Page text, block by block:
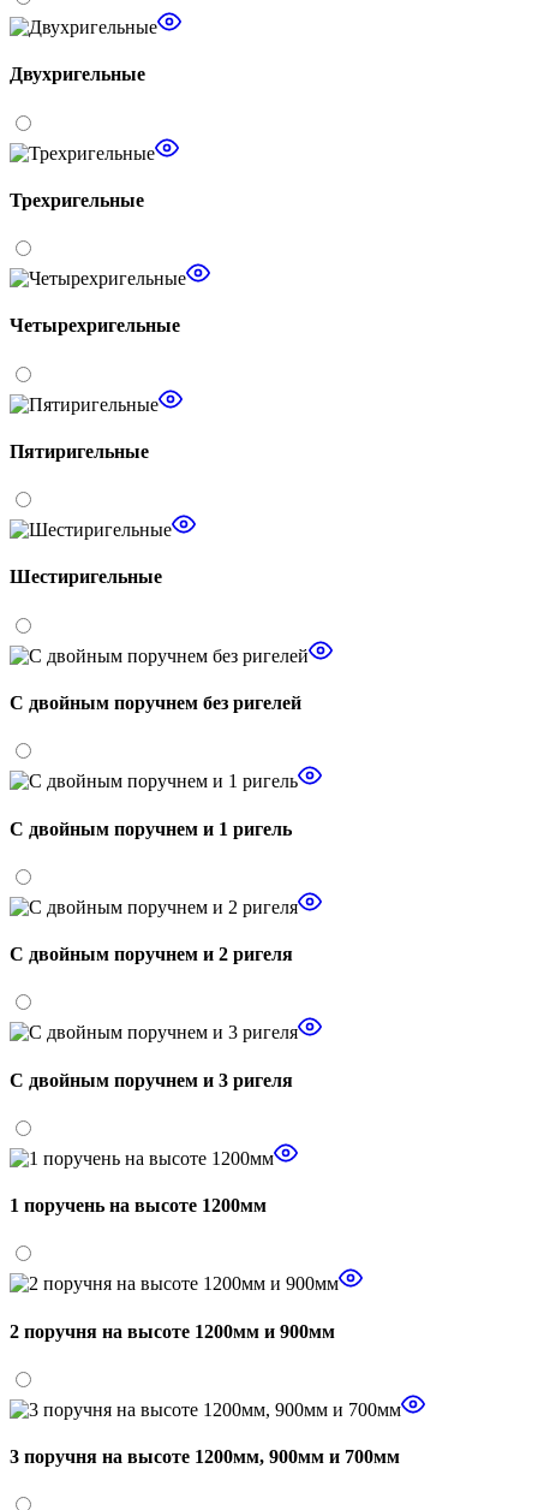
Двухригельные
Трехригельные
Четырехригельные
Пятиригельные
Шестиригельные
С двойным поручнем без ригелей
С двойным поручнем и 1 ригель
С двойным поручнем и 2 ригеля
С двойным поручнем и 3 ригеля
1 поручень на высоте 1200мм
2 поручня на высоте 1200мм и 900мм
3 поручня на высоте 1200мм, 900мм и 700мм